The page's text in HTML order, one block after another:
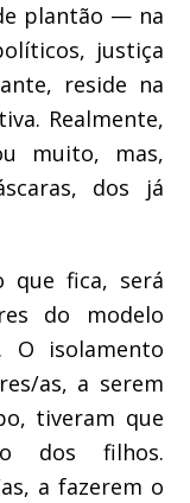
plantão — na
, justiça
reside na
Realmente,
muito, mas,
dos já
que fica, será
do
modelo
.
O isolamento
as, a serem
tiveram que
dos filhos.
, a fazerem o